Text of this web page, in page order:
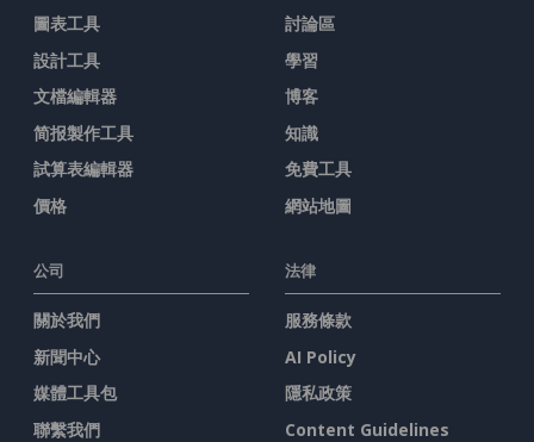
圖表工具
設計工具
文檔編輯器
简报製作工具
試算表編輯器
價格
討論區
學習
博客
知識
免費工具
網站地圖
公司
關於我們
新聞中心
媒體工具包
聯繫我們
法律
服務條款
AI Policy
隱私政策
Content Guidelines